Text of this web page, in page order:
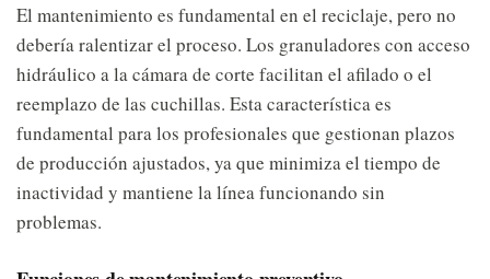
El mantenimiento es fundamental en el reciclaje, pero no
debería ralentizar el proceso. Los granuladores con acceso
hidráulico a la cámara de corte facilitan el afilado o el
reemplazo de las cuchillas. Esta característica es
fundamental para los profesionales que gestionan plazos
de producción ajustados, ya que minimiza el tiempo de
inactividad y mantiene la línea funcionando sin
problemas.